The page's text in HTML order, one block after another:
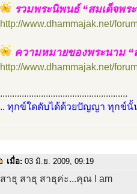
รวมพระนิพนธ์ “สมเด็จพ
http://www.dhammajak.net/
ความหมายของพระนาม
http://www.dhammajak.net/
.....................................................
.. ทุกข์ใดดับได้ด้วยปัญญา ทุกข์นั้
เมื่อ: 03 มิ.ย. 2009, 09:19
สาธุ สาธุ สาธุค่ะ...คุณ I am